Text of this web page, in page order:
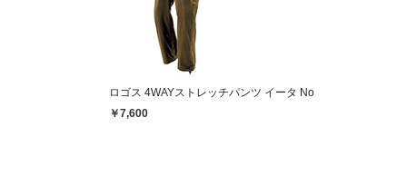
ロゴス 4WAYストレッチパンツ イータ No.28256 カーキ M
￥7,600